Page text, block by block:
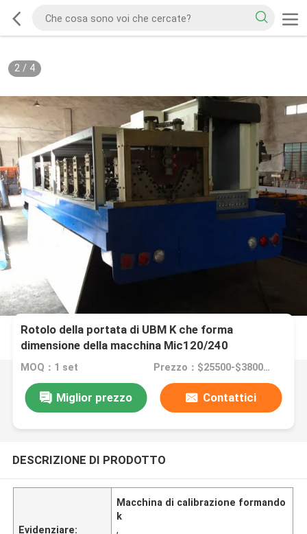
2/ 4
Rotolo della portata di UBM K che forma
dimensione della macchina Mic120/240
10mx2.1mx2.1m
MOQ：1 set Prezzo：$25500-$38000/set
Miglior prezzo Contattici
DESCRIZIONE DI PRODOTTO
Evidenziare:
Macchina di calibrazione formando
k
,